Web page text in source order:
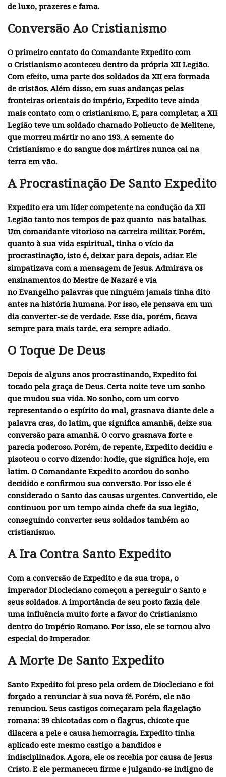
de luxo, prazeres e fama.
Conversão Ao Cristianismo
O primeiro contato do Comandante Expedito com
o Cristianismo aconteceu dentro da própria XII Legião.
Com efeito, uma parte dos soldados da XII era formada
de cristãos. Além disso, em suas andanças pelas
fronteiras orientais do império, Expedito teve ainda
mais contato com o cristianismo. E, para completar, a XII
Legião teve um soldado chamado Polieucto de Melitene,
que morreu mártir no ano 193. A semente do
Cristianismo e do sangue dos mártires nunca cai na
terra em vão.
A Procrastinação De Santo Expedito
Expedito era um líder competente na condução da XII
Legião tanto nos tempos de paz quanto nas batalhas.
Um comandante vitorioso na carreira militar. Porém,
quanto à sua vida espiritual, tinha o vício da
procrastinação, isto é, deixar para depois, adiar. Ele
simpatizava com a mensagem de Jesus. Admirava os
ensinamentos do Mestre de Nazaré e via
no Evangelho palavras que ninguém jamais tinha dito
antes na história humana. Por isso, ele pensava em um
dia converter-se de verdade. Esse dia, porém, ficava
sempre para mais tarde, era sempre adiado.
O Toque De Deus
Depois de alguns anos procrastinando, Expedito foi
tocado pela graça de Deus. Certa noite teve um sonho
que mudou sua vida. No sonho, com um corvo
representando o espírito do mal, grasnava diante dele a
palavra cras, do latim, que significa amanhã, deixe sua
conversão para amanhã. O corvo grasnava forte e
parecia poderoso. Porém, de repente, Expedito decidiu e
pisoteou o corvo dizendo: hodie, que significa hoje, em
latim. O Comandante Expedito acordou do sonho
decidido e confirmou sua conversão. Por isso ele é
considerado o Santo das causas urgentes. Convertido, ele
continuou por um tempo ainda chefe da sua legião,
conseguindo converter seus soldados também ao
cristianismo.
A Ira Contra Santo Expedito
Com a conversão de Expedito e da sua tropa, o
imperador Diocleciano começou a perseguir o Santo e
seus soldados. A importância de seu posto fazia dele
uma influência muito forte a favor do Cristianismo
dentro do Império Romano. Por isso, ele se tornou alvo
especial do Imperador.
A Morte De Santo Expedito
Santo Expedito foi preso pela ordem de Diocleciano e foi
forçado a renunciar à sua nova fé. Porém, ele não
renunciou. Seus castigos começaram pela flagelação
romana: 39 chicotadas com o flagrus, chicote que
dilacera a pele e causa hemorragia. Expedito tinha
aplicado este mesmo castigo a bandidos e
indisciplinados. Agora, ele os recebia por causa de Jesus
Cristo. E ele permaneceu firme e julgando-se indigno de